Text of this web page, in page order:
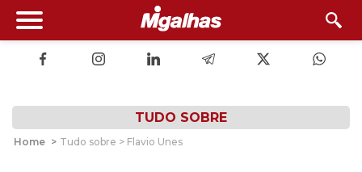
TUDO SOBRE
Home > Tudo sobre > Flavio Unes